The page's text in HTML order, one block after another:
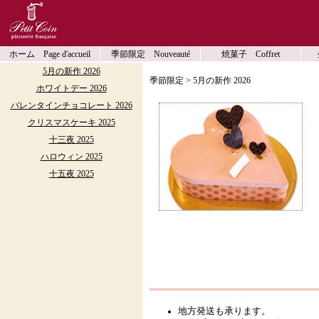
ホーム Page d'accueil 季節限定 Nouveauté 焼菓子 Coffret
5月の新作 2026
ホワイトデー 2026
バレンタインチョコレート 2026
クリスマスケーキ 2025
十三夜 2025
ハロウィン 2025
十五夜 2025
季節限定 > 5月の新作 2026
地方発送も承ります。